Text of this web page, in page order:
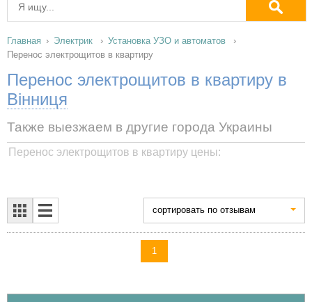
Главная Электрик
Установка УЗО и автоматов
Перенос электрощитов в квартиру
Перенос электрощитов в квартиру в
Вінниця
Также выезжаем в другие города Украины
Перенос электрощитов в квартиру цены:
cортировать по отзывам
1